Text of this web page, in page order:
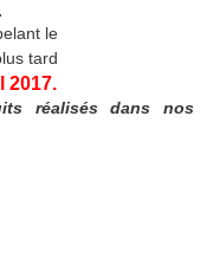
le
tard
2017.
réalisés dans nos